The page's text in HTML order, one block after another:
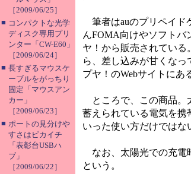
［2009/06/25］
■ コンパクトな光学
ディスク専用プリ
ンター「CW-E60」
［2009/06/24］
■ 長すぎるマウスケ
ーブルをがっちり
固定「マウスアン
カー」
［2009/06/23］
■ ポートの見分けや
すさはピカイチ
「表彰台USBハ
ブ」
［2009/06/22］
筆者はauのプリペイド
んFOMA向けやソフトバ
ヤ！から販売されてい
ら、差し込みが甘くな
プヤ！のWebサイトにあ
ところで、この商品。
蓄えられている電気を携
いった使い方だけではな
なお、太陽光での充電
という。